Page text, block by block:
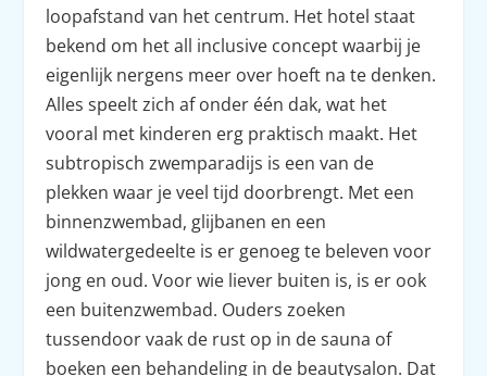
loopafstand van het centrum. Het hotel staat
bekend om het all inclusive concept waarbij je
eigenlijk nergens meer over hoeft na te denken.
Alles speelt zich af onder één dak, wat het
vooral met kinderen erg praktisch maakt. Het
subtropisch zwemparadijs is een van de
plekken waar je veel tijd doorbrengt. Met een
binnenzwembad, glijbanen en een
wildwatergedeelte is er genoeg te beleven voor
jong en oud. Voor wie liever buiten is, is er ook
een buitenzwembad. Ouders zoeken
tussendoor vaak de rust op in de sauna of
boeken een behandeling in de beautysalon. Dat